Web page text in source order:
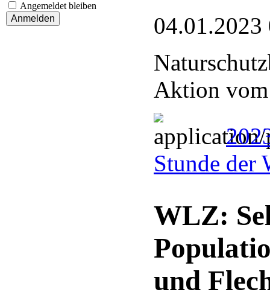
Angemeldet bleiben
04.01.2023
Aktion vom
Stunde der
WLZ:
und